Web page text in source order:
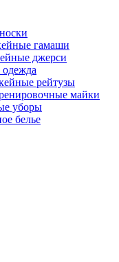
гамаши
джерси
рейтузы
майки
уборы
белье